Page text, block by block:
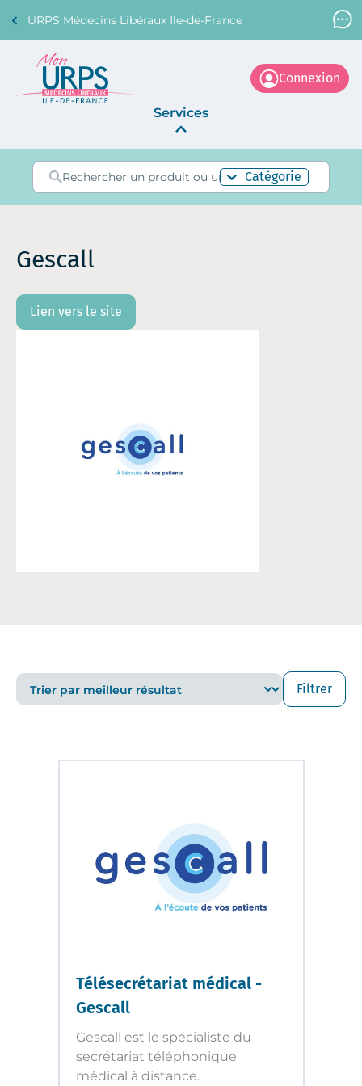
URPS Médecins Libéraux Ile-de-France
Support Médecin
01 45 45 45 45
Services
Annonces
La Centrale
Connexion
Catégorie
Gescall
Lien vers le site
Filtrer
Télésecrétariat médical -
Gescall
Gescall est le spécialiste du
secrétariat téléphonique
médical à distance.